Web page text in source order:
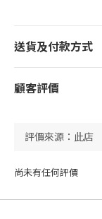
送貨及付款方式
顧客評價
尚未有任何評價